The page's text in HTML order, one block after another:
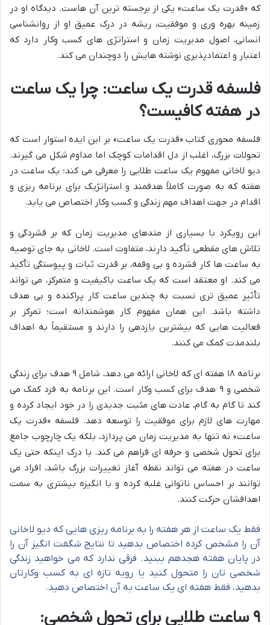
که «قدرت یک ساعت» یکی از برجسته ترین آن هاست. دیدگاه او در
زمینه بهره وری و موفقیت، ریشه در درک عمیق او از روانشناسی
انسانی، اصول مدیریت زمان و استراتژی های کسب وکار دارد که
اعتبار و اعتمادپذیری نوشته هایش را دوچندان می کند.
فلسفه قدرت یک ساعت: چرا یک ساعت
در هفته کافیست؟
فلسفه محوری کتاب «قدرت یک ساعت» بر این ایده استوار است که
تحولات بزرگ، اغلب از دل اقدامات کوچک اما مداوم شکل می گیرند.
دیو لاخانی مفهوم یک ساعت طلایی را معرفی می کند؛ یک ساعت در
هفته که به صورت کاملاً هدفمند و استراتژیک برای برنامه ریزی و
اقدام در جهت اهداف مهم زندگی و کسب وکار اختصاص می یابد.
این رویکرد با بسیاری از متدهای مدیریت زمان که بر فشردگی و
تلاش های مقطعی تأکید دارند، متفاوت است. لاخانی به جای توصیه
به ساعت ها کار فشرده و بی وقفه، بر قدرت ثبات و پیوستگی تأکید
می کند. او معتقد است که یک ساعت باکیفیت و متمرکز، می تواند
تأثیر عمیق تری نسبت به چندین ساعت کار پراکنده و بی هدف
داشته باشد. این همان مفهوم کار هوشمندانه است؛ تمرکز بر
فعالیت هایی که بیشترین بازدهی را دارند و مستقیماً به اهداف
بلندمدت کمک می کنند.
برنامه ۱۸ هفته ای که لاخانی ارائه می دهد، شامل ۹ هدف برای زندگی
شخصی و ۹ هدف برای کسب وکار است. این برنامه به فرد کمک می
کند تا گام به گام، عادت های مثبت جدیدی را در خود ایجاد کرده و
مهارت های لازم برای موفقیت را توسعه دهد. فلسفه «قدرت یک
ساعت» نه تنها به مدیریت زمان می پردازد، بلکه یک چارچوب جامع
برای تحول شخصی و حرفه ای فراهم می کند. با درک اینکه حتی یک
ساعت در هفته می تواند نقطه آغاز تغییرات بزرگ باشد، افراد می
توانند بر احساس ناتوانی غلبه کرده و با انگیزه بیشتری به سمت
اهدافشان حرکت کنند.
فقط یک ساعت از هر هفته را به برنامه ریزی هایی که دیو لاخانی
آن را مشخص کرده اختصاص بدهید تا نتایج شگفت انگیز آن را
در پایان هفته هجدهم ببنید. فرقی ندارد که می خواهید زندگی
شخصی تان را متحول کنید یا رویه تازه ای به کسب وکارتان
بدهید، فقط هفته ای یک ساعت به آن اختصاص دهید.
۹ ساعت طلایی برای تحول شخصی: